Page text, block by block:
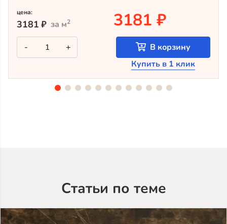
цена:
3181 ₽ за м2 3181 ₽
-
Количество
товара
Крашеный
лиственницы
+
В корзину
Купить в 1 клик
Статьи по теме